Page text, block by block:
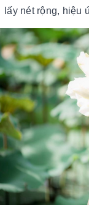
lấy nét rộng, hiệu